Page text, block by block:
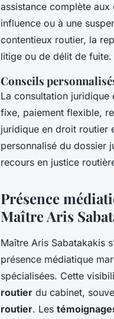
assistance complète
influence ou à une
contentieux routier, la
litige ou de délit de fuite.
Conseils
La consultation juridique
fixe, paiement flexible,
juridique en droit routier
personnalisé du dossier
recours en justice
Présence
Maître Aris
Maître Aris Sabatakakis
présence médiatique
spécialisées. Cette
routier du cabinet,
routier. Les